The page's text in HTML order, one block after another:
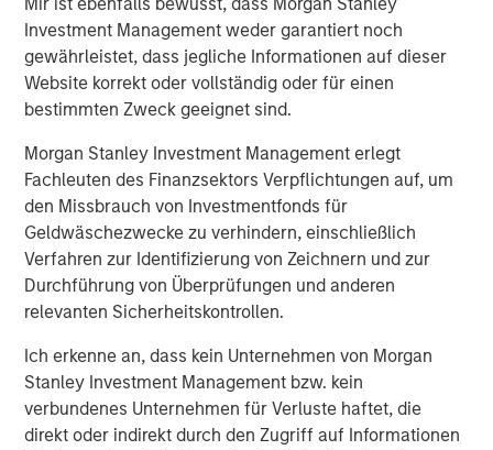
Investment Management weder garantiert noch
gewährleistet, dass jegliche Informationen auf dieser
Website korrekt oder vollständig oder für einen
bestimmten Zweck geeignet sind.
Morgan Stanley Investment Management erlegt
Fachleuten des Finanzsektors Verpflichtungen auf, um
den Missbrauch von Investmentfonds für
Geldwäschezwecke zu verhindern, einschließlich
Verfahren zur Identifizierung von Zeichnern und zur
Durchführung von Überprüfungen und anderen
relevanten Sicherheitskontrollen.
Ich erkenne an, dass kein Unternehmen von Morgan
Stanley Investment Management bzw. kein
verbundenes Unternehmen für Verluste haftet, die
direkt oder indirekt durch den Zugriff auf Informationen
Deregulation being pursued by the U.S. administration
may lower business costs in certain areas, and in the tax
and spending bill, accelerated depreciation may reduce
companies’ taxable income. In addition, some
out private-sector activity are changing, and this shift
may accelerate business investment and capital
expenditures.
Investors can consider the following key investing
themes across assets in the second half of the year:
Demand for U.S. Treasuries
Potential for U.S. stocks to surprise to the upside
Attractive entry points into private market